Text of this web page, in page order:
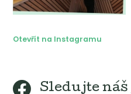
Otevřít na Instagramu
Sledujte náš